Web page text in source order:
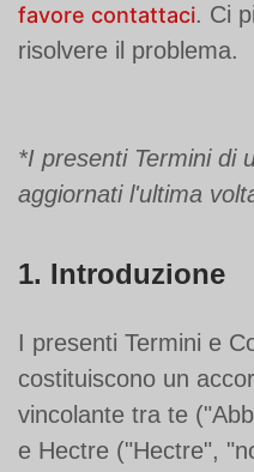
favore contattaci. Ci
risolvere il problema.
*I presenti Termini di
aggiornati l'ultima
1. Introduzione
I presenti Termini e
costituiscono un
vincolante tra te
e Hectre ("Hectre",